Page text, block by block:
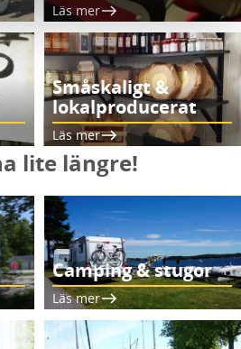
Läs mer
Småskaligt &
lokalproducerat
Läs mer
lite längre!
Camping & stugor
Läs mer